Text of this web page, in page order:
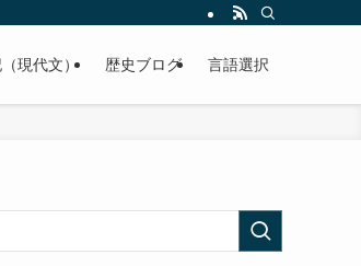
現代文） 歴史ブログ 言語選択